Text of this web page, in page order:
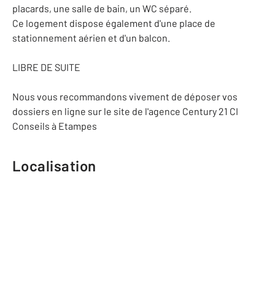
placards, une salle de bain, un WC séparé.
Ce logement dispose également d'une place de
stationnement aérien et d'un balcon.
LIBRE DE SUITE
Nous vous recommandons vivement de déposer vos
dossiers en ligne sur le site de l'agence Century 21 CI
Conseils à Etampes
Localisation